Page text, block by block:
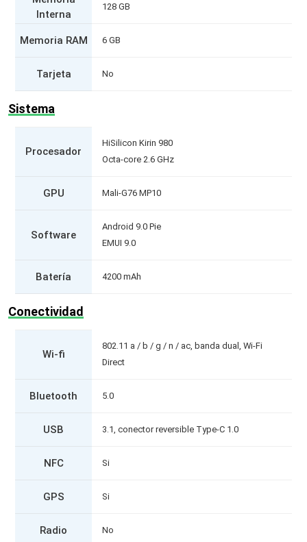
Interna
128 GB
Memoria RAM 6 GB
Tarjeta No
Sistema
Procesador
HiSilicon Kirin 980
Octa-core 2.6 GHz
GPU Mali-G76 MP10
Software
Android 9.0 Pie
EMUI 9.0
Batería 4200 mAh
Conectividad
Wi-fi
802.11 a / b / g / n / ac, banda dual, Wi-Fi
Direct
Bluetooth 5.0
USB 3.1, conector reversible Type-C 1.0
NFC Si
GPS Si
Radio No